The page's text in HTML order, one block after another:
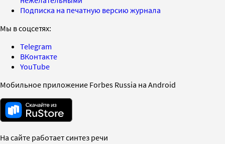
Подписка на печатную версию журнала
Мы в соцсетях:
Telegram
ВКонтакте
YouTube
Мобильное приложение Forbes Russia на Android
На сайте работает синтез речи